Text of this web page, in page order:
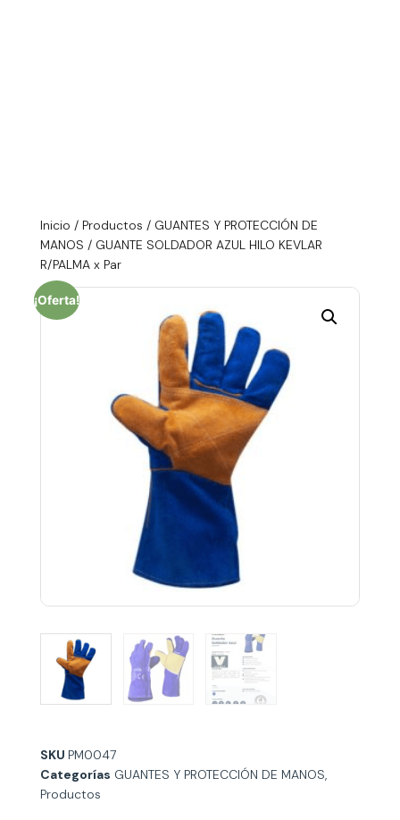
Inicio / Productos / GUANTES Y PROTECCIÓN DE
MANOS / GUANTE SOLDADOR AZUL HILO KEVLAR
R/PALMA x Par
¡Oferta!
SKU PM0047
Categorías GUANTES Y PROTECCIÓN DE MANOS,
Productos